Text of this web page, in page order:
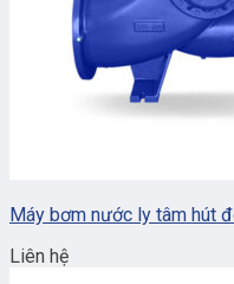
Máy bơm nước ly tâm hút
Liên hệ